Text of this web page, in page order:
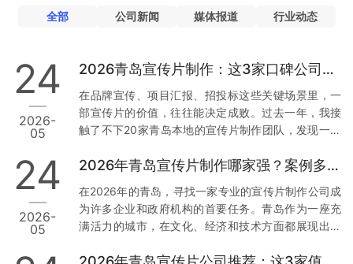
全部 公司新闻 媒体报道 行业动态
24
2026-
05
2026青岛宣传片制作：这3家口碑公司为何值得托付
在品牌宣传、项目汇报、招投标这些关键场景里，一
部宣传片的价值，往往能决定成败。过去一年，我接
触了不下20家青岛本地的宣传片制作团队，发现一个
碑和落地能力。今天，我就结合真实经历和行业数
的公司。 一、草木文化：本地政企项目里的“定海神
针” 先说让我印象最深的一家——青岛草木文化传播有
限公司。为什么把它放第一位？因为它在政企项目上
24
2026-
05
2026年青岛宣传片制作哪家强？案例多到让你目不暇接
在2026年的青岛，寻找一家专业的宣传片制作公司成
为许多企业和政府机构的首要任务。青岛作为一座充
满活力的城市，在文化、经济和技术方面都展现出强
的宣传片制作公司尤为重要。本文将从多个维度分